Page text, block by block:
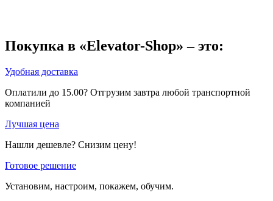
Покупка в «Elevator-Shop» – это:
Удобная доставка
Оплатили до 15.00? Отгрузим завтра любой транспортной
компанией
Лучшая цена
Нашли дешевле? Снизим цену!
Готовое решение
Установим, настроим, покажем, обучим.